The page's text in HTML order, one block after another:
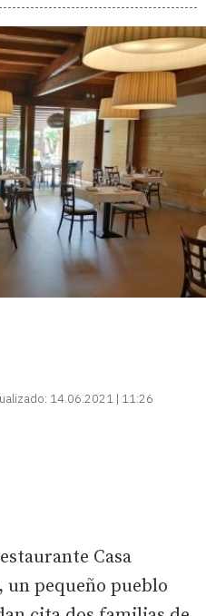
14.06.2021 | 11:26
Casa
un pequeño pueblo